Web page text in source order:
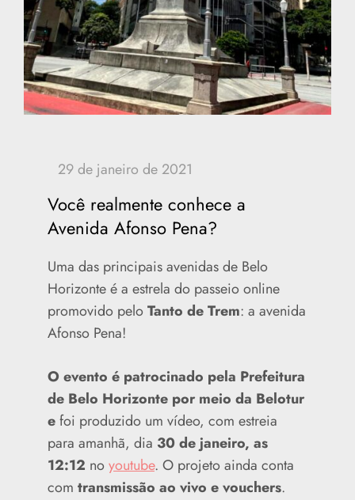
Você realmente conhece a
Avenida Afonso Pena?
Uma das principais avenidas de Belo
Horizonte é a estrela do passeio online
promovido peloTanto de Trem: a avenida
Afonso Pena!
O evento é patrocinado pela Prefeitura
de Belo Horizonte por meio da Belotur
efoi produzido um vídeo, com estreia
para amanhã, dia 30 de janeiro, as
12:12 noyoutube. O projeto ainda conta
com transmissão ao vivo e vouchers.